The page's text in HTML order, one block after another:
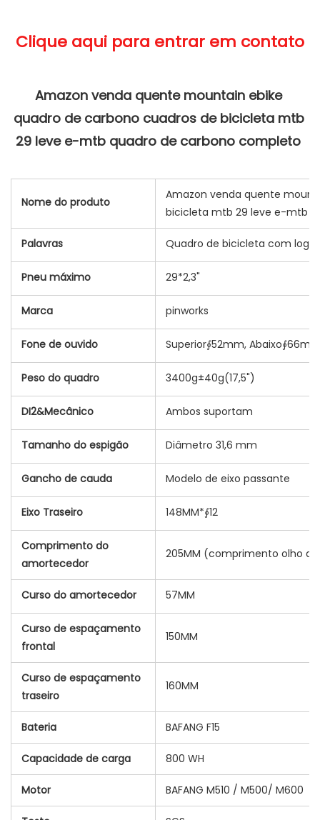
Amazon venda quente mountain ebike
quadro de carbono cuadros de bicicleta mtb
29 leve e-mtb quadro de carbono completo
Nome do produto
Amazon venda quente
bicicleta mtb 29 leve e-mtb
Palavras Quadro de bicicleta com
Pneu máximo 29*2,3"
Marca pinworks
Fone de ouvido Superior∮52mm,
Peso do quadro 3400g±40g(17,5")
DI2&Mecânico Ambos suportam
Tamanho do espigão Diâmetro 31,6 mm
Gancho de cauda Modelo de eixo passante
Eixo Traseiro 148MM*∮12
Comprimento do
amortecedor
205MM (comprimento olho a
Curso do amortecedor 57MM
Curso de espaçamento
frontal
150MM
Curso de espaçamento
traseiro
160MM
Bateria BAFANG F15
Capacidade de carga 800 WH
Motor BAFANG M510 / M500/ M600